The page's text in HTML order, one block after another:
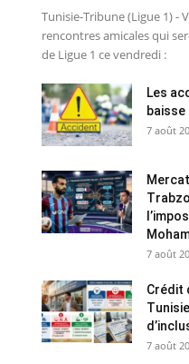
Tunisie-Tribune (Ligue 1) -
rencontres amicales qui
de Ligue 1 ce vendredi :
Les
baisse
7 août
7 août
Crédit
7 août